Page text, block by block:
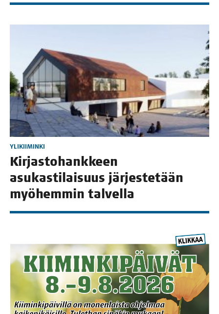
YLIKIIMINKI
Kir­jas­to­hank­keen
asu­kas­ti­lai­suus jär­jes­te­tään
myö­hem­min talvella